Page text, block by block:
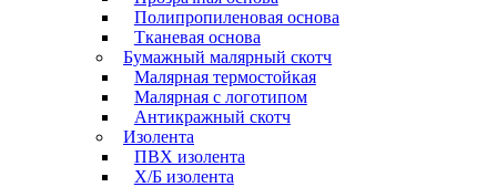
Полипропиленовая основа
Тканевая основа
Бумажный малярный скотч
Малярная термостойкая
Малярная с логотипом
Антикражный скотч
Изолента
ПВХ изолента
Х/Б изолента